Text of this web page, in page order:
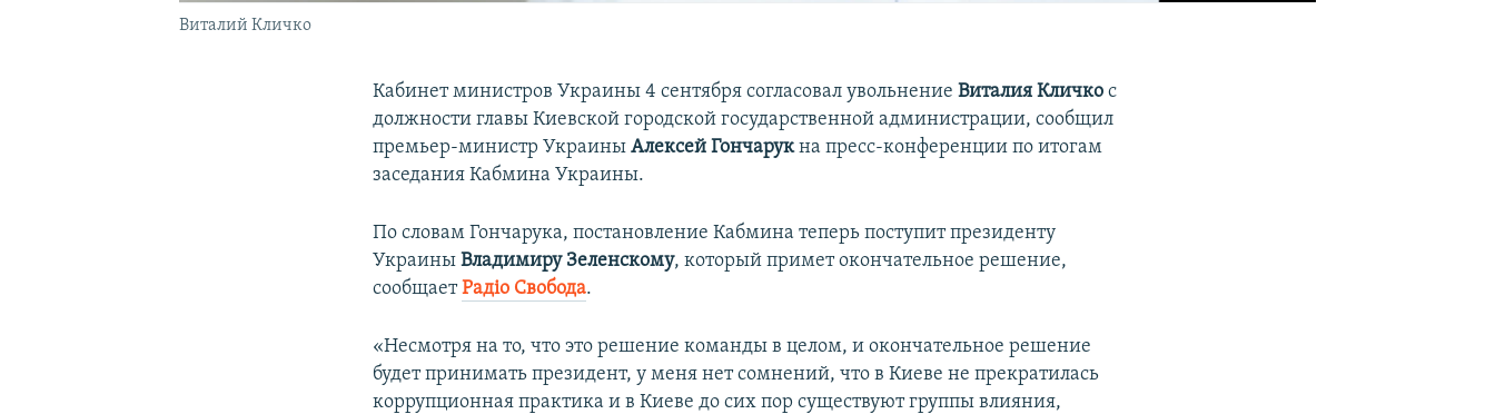
Виталий Кличко
Кабинет министров Украины 4 сентября согласовал увольнениеВиталия Кличко с
должности главы Киевской городской государственной администрации, сообщил
премьер-министр УкраиныАлексей Гончарукна пресс-конференции по итогам
заседания Кабмина Украины.
По словам Гончарука, постановление Кабмина теперь поступит президенту
УкраиныВладимиру Зеленскому, который примет окончательное решение,
сообщаетРадіо Свобода.
«Несмотря на то, что это решение команды в целом, и окончательное решение
будет принимать президент, у меня нет сомнений, что в Киеве не прекратилась
коррупционная практика и в Киеве до сих пор существуют группы влияния,